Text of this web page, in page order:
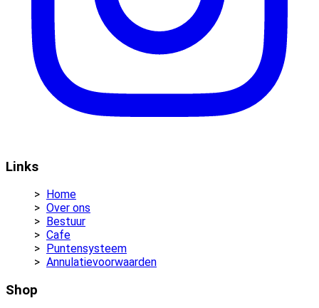
Links
Home
Over ons
Bestuur
Cafe
Puntensysteem
Annulatievoorwaarden
Shop